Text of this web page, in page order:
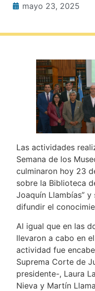
mayo 23, 2025
Las actividades
Semana de los
culminaron hoy 23
sobre la Biblioteca
Joaquín Llambías”
difundir el
Al igual que en las
llevaron a cabo en
actividad fue
Suprema Corte de
presidente-, Laura
Nieva y Martín